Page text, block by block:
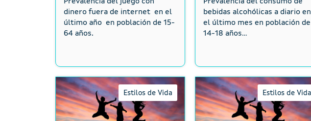
dinero fuera de internet en el
último año en población de 15-
64 años.
bebidas alcohólicas a diario en
el último mes en población de
14-18 años...
Estilos de Vida Estilos de Vida